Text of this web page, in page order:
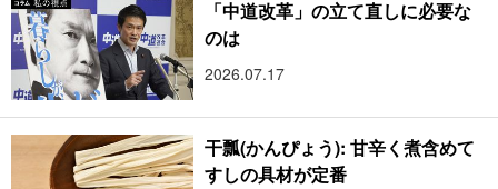
「中道改革」の立て直しに必要な
のは
2026.07.17
干瓢(かんぴょう): 甘辛く煮含めて
すしの具材が定番